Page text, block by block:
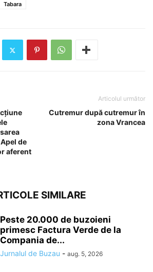
Tabara
de
aferent
Articolul următor
Cutremur după cutremur în
zona Vrancea
SIMILARE
Peste 20.000 de buzoieni
primesc Factura Verde de la
Compania de...
Jurnalul de Buzau - aug. 5, 2026